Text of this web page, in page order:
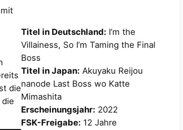
die
Titel in Deutschland: I’m the
Villainess, So I’m Taming the Final
Boss
Titel in Japan: Akuyaku Reijou
nanode Last Boss wo Katte
Mimashita
Erscheinungsjahr: 2022
FSK-Freigabe: 12 Jahre